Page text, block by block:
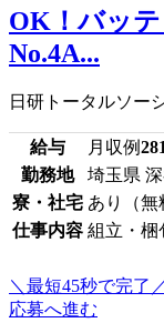
OK！バッ
No.4A...
日研トータルソー
給与 月収例
勤務地
埼玉県
寮・社宅 あり（無
仕事内容 組立・梱
＼最短45秒で完了
応募へ進む